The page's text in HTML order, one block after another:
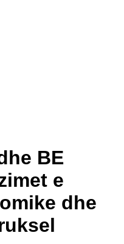
BE
e
dhe